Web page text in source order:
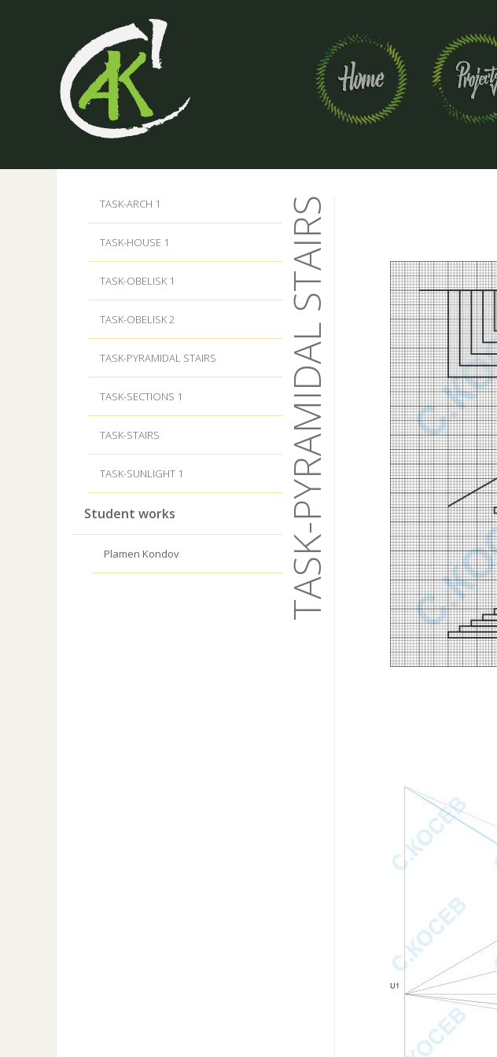
TASK-ARCH 1
TASK-HOUSE 1
TASK-OBELISK 1
TASK-OBELISK 2
TASK-PYRAMIDAL STAIRS
TASK-SECTIONS 1
TASK-STAIRS
TASK-SUNLIGHT 1
Student works
Plamen Kondov TASK-PYRAMIDAL STAIRS